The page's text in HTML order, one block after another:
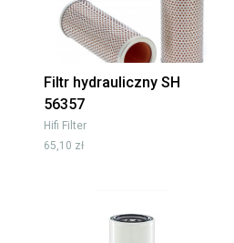
Filtr hydrauliczny SH
56357
Hifi Filter
65,10 zł